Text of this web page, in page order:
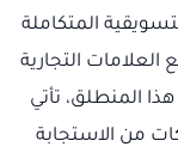
المتكاملة
التجارية
المنطلق، تأتي
من الاستجابة